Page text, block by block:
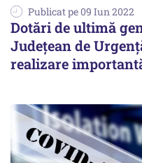
Publicat pe 09 Iun 2022
Dotări de ultimă
Județean de
realizare